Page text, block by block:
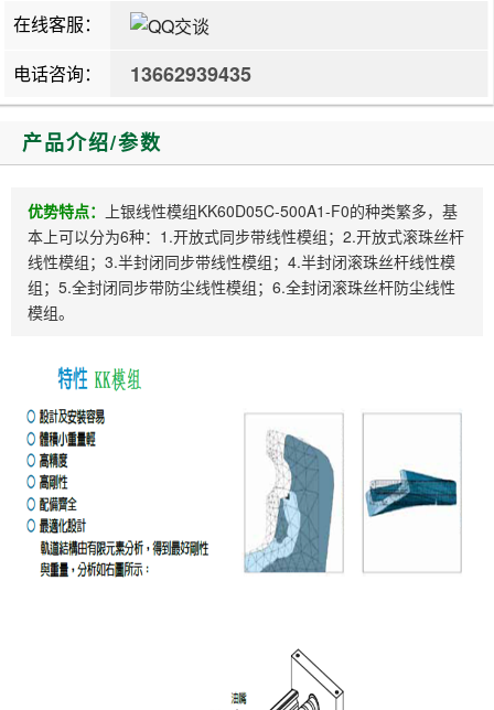
在线客服：
电话咨询：
13662939435
产品介绍/参数
优势特点：
上银线性模组KK60D05C-500A1-F0的种类繁多，基
本上可以分为6种：1.开放式同步带线性模组；2.开放式滚珠丝杆
线性模组；3.半封闭同步带线性模组；4.半封闭滚珠丝杆线性模
组；5.全封闭同步带防尘线性模组；6.全封闭滚珠丝杆防尘线性
模组。